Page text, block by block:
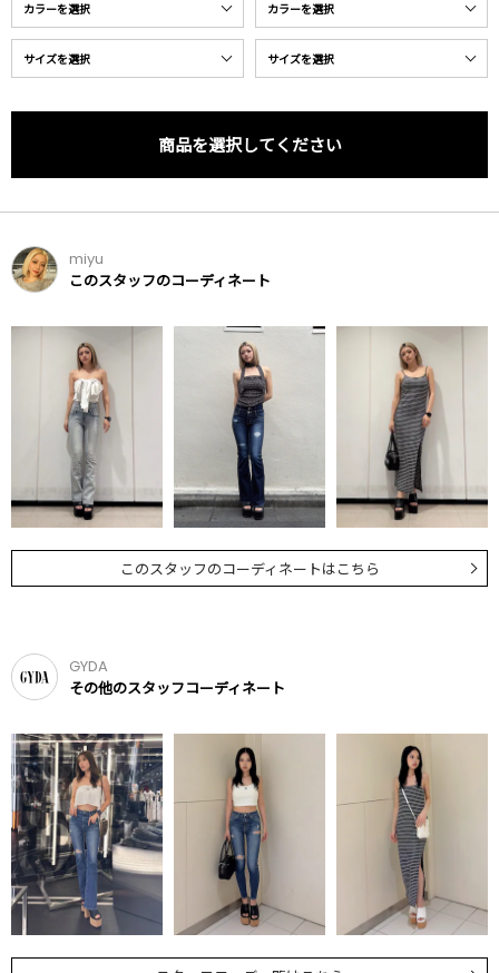
商品を選択してください
miyu
このスタッフのコーディネート
このスタッフのコーディネートはこちら
GYDA
その他のスタッフコーディネート